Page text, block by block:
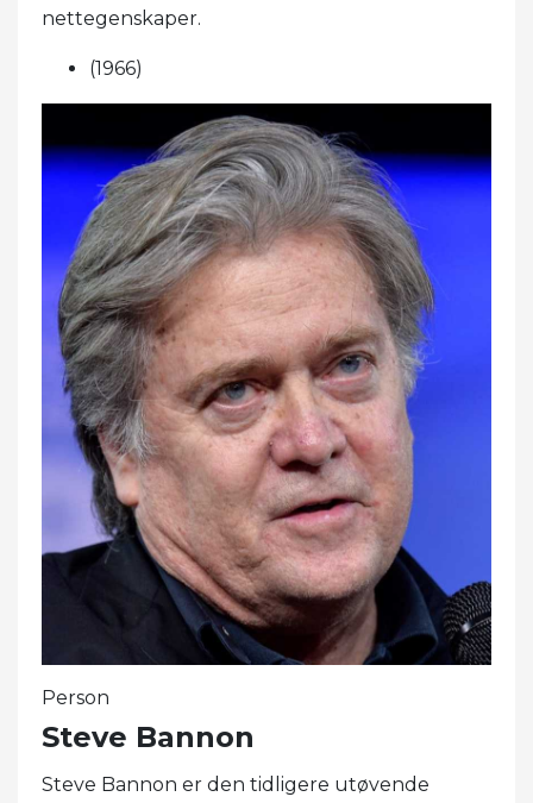
nettegenskaper.
(1966)
Person
Steve Bannon
Steve Bannon er den tidligere utøvende